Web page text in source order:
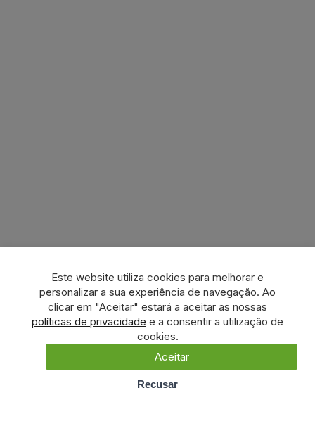
Este website utiliza cookies para melhorar e
personalizar a sua experiência de navegação. Ao
clicar em "Aceitar" estará a aceitar as nossas
políticas de privacidade e a consentir a utilização de
cookies.
Aceitar
Recusar